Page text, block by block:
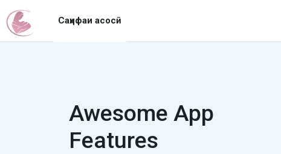
Саҳифаи асосӣ
Awesome App
Features